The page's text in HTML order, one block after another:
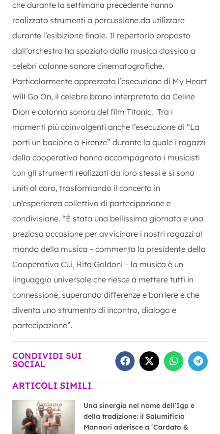
che durante la settimana precedente hanno
realizzato strumenti a percussione da utilizzare
durante l’esibizione finale. Il repertorio proposto
dall’orchestra ha spaziato dalla musica classica a
celebri colonne sonore cinematografiche.
Particolarmente apprezzata l’esecuzione di My Heart
Will Go On, il celebre brano interpretato da Celine
Dion e colonna sonora del film Titanic. Tra i
momenti più coinvolgenti anche l’esecuzione di “La
porti un bacione a Firenze” durante la quale i ragazzi
della cooperativa hanno accompagnato i musicisti
con gli strumenti realizzati da loro stessi e si sono
uniti al coro, trasformando il concerto in
un’esperienza collettiva di partecipazione e
condivisione. “È stata una bellissima giornata e una
preziosa occasione per avvicinare i nostri ragazzi al
mondo della musica – commenta la presidente della
Cooperativa Cui, Rita Goldoni – la musica è un
linguaggio universale che riesce a mettere tutti in
connessione, superando differenze e barriere e che
diventa uno strumento di incontro, dialogo e
partecipazione”.
CONDIVIDI SUI
SOCIAL
ARTICOLI SIMILI
Una sinergia nel nome dell’Igp e
della tradizione: il Salumificio
Mannori aderisce a ‘Cardato &